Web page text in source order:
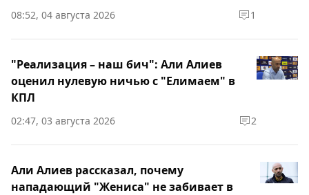
08:52, 04 августа 2026 1
"Реализация – наш бич": Али Алиев
оценил нулевую ничью с "Елимаем" в
КПЛ
02:47, 03 августа 2026 2
Али Алиев рассказал, почему
нападающий "Жениса" не забивает в